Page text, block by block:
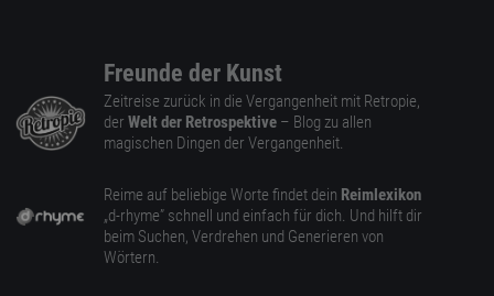
Freunde der Kunst
Zeitreise zurück in die Vergangenheit mit Retropie,
der Welt der Retrospektive – Blog zu allen
magischen Dingen der Vergangenheit.
Reime auf beliebige Worte findet dein Reimlexikon
„d-rhyme” schnell und einfach für dich. Und hilft dir
beim Suchen, Verdrehen und Generieren von
Wörtern.